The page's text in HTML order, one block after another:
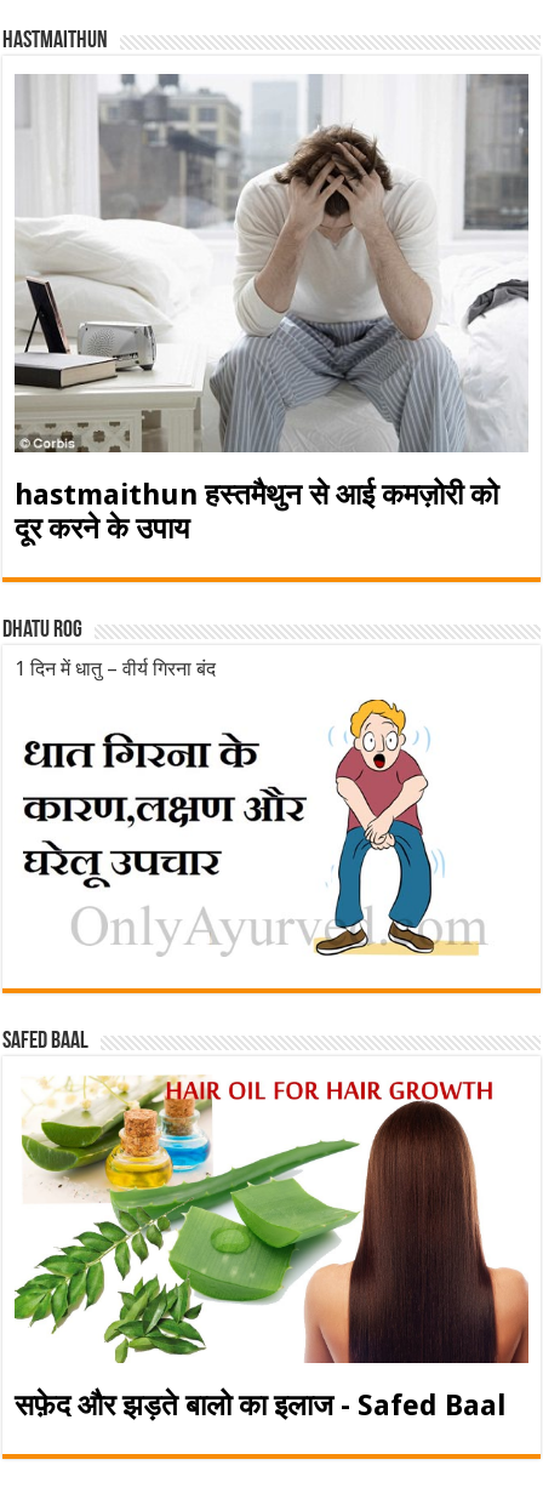
Hastmaithun
hastmaithun हस्तमैथुन से आई कमज़ोरी को
दूर करने के उपाय
Dhatu rog
1 दिन में धातु – वीर्य गिरना बंद
Safed baal
सफ़ेद और झड़ते बालो का इलाज - Safed Baal